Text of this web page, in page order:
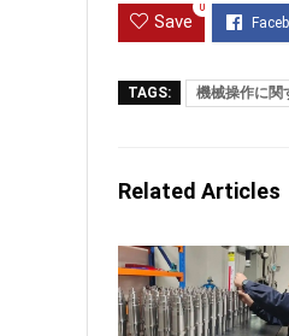
Save
0
TAGS: 機械操作に関
Related Articles